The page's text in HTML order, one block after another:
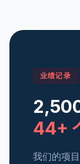
业绩记录
44+
我们的项